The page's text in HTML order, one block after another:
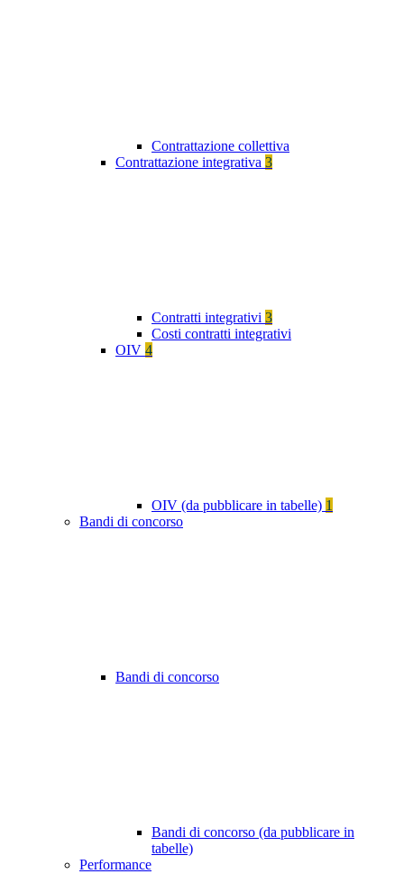
Contrattazione collettiva
Contrattazione integrativa 3
Contratti integrativi 3
Costi contratti integrativi
OIV 4
OIV (da pubblicare in tabelle) 1
Bandi di concorso
Bandi di concorso
Bandi di concorso (da pubblicare in
tabelle)
Performance